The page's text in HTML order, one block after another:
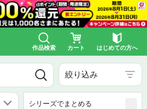
作品検索 カート はじめての方へ
絞り込み
シリーズでまとめる